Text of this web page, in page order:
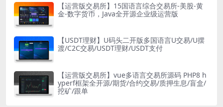
【运营版交易所】15国语言综合交易所-美股-黄
金-数字货币，Java全开源企业级运营版
【USDT理财】U码头二开版多国语言U交易/U摆
渡/C2C交易/USDT理财/USDT支付
【运营版交易所】vue多语言交易所源码 PHP8 h
yperf框架全开源/期货/合约交易/质押生息/盲盒/
挖矿/跟单